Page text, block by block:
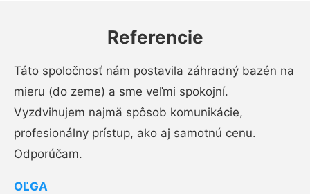
Referencie
Táto spoločnosť nám postavila záhradný bazén na
mieru (do zeme) a sme veľmi spokojní.
Vyzdvihujem najmä spôsob komunikácie,
profesionálny prístup, ako aj samotnú cenu.
Odporúčam.
OĽGA